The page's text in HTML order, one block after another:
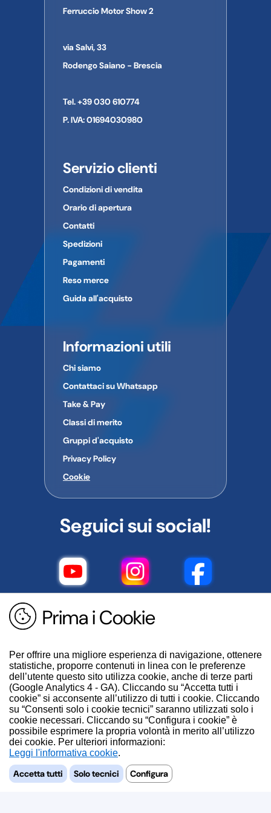
Prima i Cookie
Per offrire una migliore esperienza di navigazione, ottenere
statistiche, proporre contenuti in linea con le preferenze
dell’utente questo sito utilizza cookie, anche di terze parti
(Google Analytics 4 - GA). Cliccando su “Accetta tutti i
cookie” si acconsente all’utilizzo di tutti i cookie. Cliccando
su “Consenti solo i cookie tecnici” saranno utilizzati solo i
cookie necessari. Cliccando su “Configura i cookie” è
possibile esprimere la propria volontà in merito all’utilizzo
dei cookie. Per ulteriori informazioni:
.
Accetta tutti Solo tecnici Configura
su strada pubblica.
Le immagini a volte possono differire in qualche particolare
dal prodotto al quale si riferiscono.
Nome dell'azienda:POLINI MOTORI SPA
Bergamo
24022
azienda news@polini.com
Ferruccio Motor Show 2
via Salvi, 33
Rodengo Saiano - Brescia
Tel. +39 030 610774
P. IVA: 01694030980
Servizio clienti
Condizioni di vendita
Orario di apertura
Contatti
Spedizioni
Pagamenti
Reso merce
Guida all'acquisto
Informazioni utili
Chi siamo
Contattaci su Whatsapp
Take & Pay
Classi di merito
Gruppi d'acquisto
Privacy Policy
Cookie
Seguici sui social!